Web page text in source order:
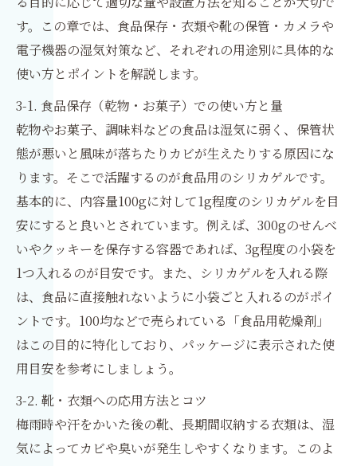
す。この章では、食品保存・衣類や靴の保管・カメラや
電子機器の湿気対策など、それぞれの用途別に具体的な
使い方とポイントを解説します。
3-1. 食品保存（乾物・お菓子）での使い方と量
乾物やお菓子、調味料などの食品は湿気に弱く、保管状
態が悪いと風味が落ちたりカビが生えたりする原因にな
ります。そこで活躍するのが食品用のシリカゲルです。
基本的に、内容量100gに対して1g程度のシリカゲルを目
安にすると良いとされています。例えば、300gのせんべ
いやクッキーを保存する容器であれば、3g程度の小袋を
1つ入れるのが目安です。また、シリカゲルを入れる際
は、食品に直接触れないように小袋ごと入れるのがポイ
ントです。100均などで売られている「食品用乾燥剤」
はこの目的に特化しており、パッケージに表示された使
用目安を参考にしましょう。
3-2. 靴・衣類への応用方法とコツ
梅雨時や汗をかいた後の靴、長期間収納する衣類は、湿
気によってカビや臭いが発生しやすくなります。このよ